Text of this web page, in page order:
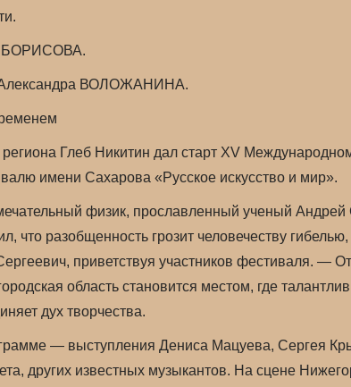
БОРИСОВА.
ВОЛОЖАНИНА.
региона Глеб Никитин дал старт XV
имени Сахарова «Русское искусство и мир».
физик, прославленный ученый Андрей
что разобщенность грозит человечеству
приветствуя участников фестиваля. —
область становится местом, где
дух творчества.
— выступления Дениса Мацуева, Сергея
других известных музыкантов. На сцене